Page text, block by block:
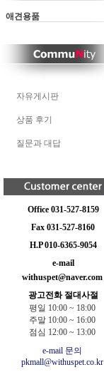
애견용품
자유게시판
상품 후기
질문과 대답
Office 031-527-8159
Fax 031-527-8160
H.P 010-6365-9054
e-mail
withuspet@naver.com
광고전화 절대사절
평일 10:00 ~ 18:00
주말 10:00 ~ 16:00
점심 12:00 ~ 13:00
e-mail 문의
pkmall@withuspet.co.kr